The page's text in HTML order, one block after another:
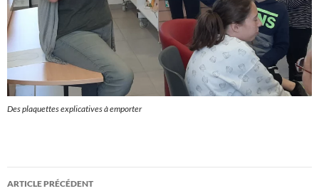
Des plaquettes explicatives à emporter
Navigation
ARTICLE PRÉCÉDENT